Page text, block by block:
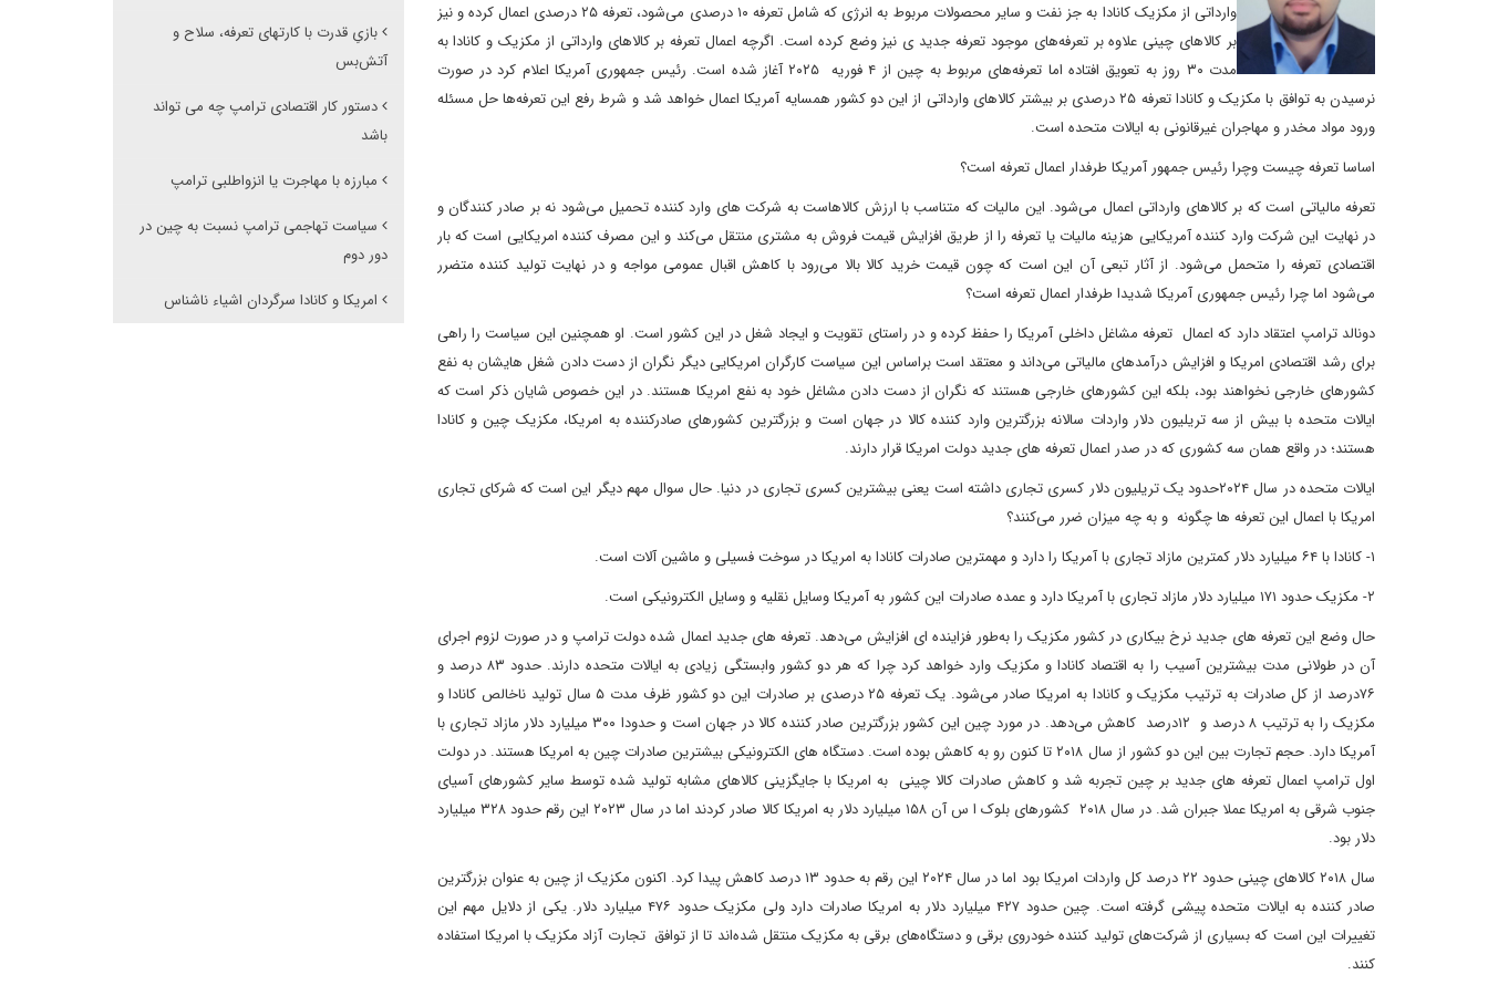
وارداتی از مکزیک کانادا به جز نفت و سایر محصولات مربوط به انرژی که شامل تعرفه ۱۰ درصدی می‌شود، تعرفه ۲۵ درصدی اعمال کرده و نیز
بر کالاهای چینی علاوه بر تعرفه‌های موجود تعرفه جدید ی نیز وضع کرده است. اگرچه اعمال تعرفه بر کالاهای وارداتی از مکزیک و کانادا به
مدت ۳۰ روز به تعویق افتاده اما تعرفه‌های مربوط به چین از ۴ فوریه ۲۰۲۵ آغاز شده است. رئیس جمهوری آمریکا اعلام کرد در صورت
نرسیدن به توافق با مکزیک و کانادا تعرفه ۲۵ درصدی بر بیشتر کالاهای وارداتی از این دو کشور همسایه آمریکا اعمال خواهد شد و شرط رفع این تعرفه‌ها حل مسئله
ورود مواد مخدر و مهاجران غیرقانونی به ایالات متحده است.
اساسا تعرفه چیست وچرا رئیس جمهور آمریکا طرفدار اعمال تعرفه است؟
تعرفه مالیاتی است که بر کالاهای وارداتی اعمال می‌شود. این مالیات که متناسب با ارزش کالاهاست به شرکت های وارد کننده تحمیل می‌شود نه بر صادر کنندگان و
در نهایت این شرکت وارد کننده آمریکایی هزینه مالیات یا تعرفه را از طریق افزایش قیمت فروش به مشتری منتقل می‌کند و این مصرف کننده امریکایی است که بار
اقتصادی تعرفه را متحمل می‌شود. از آثار تبعی آن این است که چون قیمت خرید کالا بالا می‌رود با کاهش اقبال عمومی مواجه و در نهایت تولید کننده متضرر
می‌شود اما چرا رئیس جمهوری آمریکا شدیدا طرفدار اعمال تعرفه است؟
دونالد ترامپ اعتقاد دارد که اعمال تعرفه مشاغل داخلی آمریکا را حفظ کرده و در راستای تقویت و ایجاد شغل در این کشور است. او همچنین این سیاست را راهی
برای رشد اقتصادی امریکا و افزایش درآمدهای مالیاتی می‌داند و معتقد است براساس این سیاست کارگران امریکایی دیگر نگران از دست دادن شغل هایشان به نفع
کشورهای خارجی نخواهند بود، بلکه این کشورهای خارجی هستند که نگران از دست دادن مشاغل خود به نفع امریکا هستند. در این خصوص شایان ذکر است که
ایالات متحده با بیش از سه تریلیون دلار واردات سالانه بزرگترین وارد کننده کالا در جهان است و بزرگترین کشورهای صادرکننده به امریکا، مکزیک چین و کانادا
هستند؛ در واقع همان سه کشوری که در صدر اعمال تعرفه های جدید دولت امریکا قرار دارند.
ایالات متحده در سال ۲۰۲۴حدود یک تریلیون دلار کسری تجاری داشته است یعنی بیشترین کسری تجاری در دنیا. حال سوال مهم دیگر این است که شرکای تجاری
امریکا با اعمال این تعرفه ها چگونه و به چه میزان ضرر می‌کنند؟
۱- کانادا با ۶۴ میلیارد دلار کمترین مازاد تجاری با آمریکا را دارد و مهمترین صادرات کانادا به امریکا در سوخت فسیلی و ماشین آلات است.
۲- مکزیک حدود ۱۷۱ میلیارد دلار مازاد تجاری با آمریکا دارد و عمده صادرات این کشور به آمریکا وسایل نقلیه و وسایل الکترونیکی است.
حال وضع این تعرفه های جدید نرخ بیکاری در کشور مکزیک را به‌طور فزاینده ای افزایش می‌دهد. تعرفه های جدید اعمال شده دولت ترامپ و در صورت لزوم اجرای
آن در طولانی مدت بیشترین آسیب را به اقتصاد کانادا و مکزیک وارد خواهد کرد چرا که هر دو کشور وابستگی زیادی به ایالات متحده دارند. حدود ۸۳ درصد و
۷۶درصد از کل صادرات به ترتیب مکزیک و کانادا به امریکا صادر می‌شود. یک تعرفه ۲۵ درصدی بر صادرات این دو کشور ظرف مدت ۵ سال تولید ناخالص کانادا و
مکزیک را به ترتیب ۸ درصد و ۱۲درصد کاهش می‌دهد. در مورد چین این کشور بزرگترین صادر کننده کالا در جهان است و حدودا ۳۰۰ میلیارد دلار مازاد تجاری با
آمریکا دارد. حجم تجارت بین این دو کشور از سال ۲۰۱۸ تا کنون رو به کاهش بوده است. دستگاه های الکترونیکی بیشترین صادرات چین به امریکا هستند. در دولت
اول ترامپ اعمال تعرفه های جدید بر چین تجربه شد و کاهش صادرات کالا چینی به امریکا با جایگزینی کالاهای مشابه تولید شده توسط سایر کشورهای آسیای
جنوب شرقی به امریکا عملا جبران شد. در سال ۲۰۱۸ کشورهای بلوک ا س آن ۱۵۸ میلیارد دلار به امریکا کالا صادر کردند اما در سال ۲۰۲۳ این رقم حدود ۳۲۸ میلیارد
دلار بود.
سال ۲۰۱۸ کالاهای چینی حدود ۲۲ درصد کل واردات امریکا بود اما در سال ۲۰۲۴ این رقم به حدود ۱۳ درصد کاهش پیدا کرد. اکنون مکزیک از چین به عنوان بزرگترین
صادر کننده به ایالات متحده پیشی گرفته است. چین حدود ۴۲۷ میلیارد دلار به امریکا صادرات دارد ولی مکزیک حدود ۴۷۶ میلیارد دلار. یکی از دلایل مهم این
تغییرات این است که بسیاری از شرکت‌های تولید کننده خودروی برقی و دستگاه‌های برقی به مکزیک منتقل شده‌اند تا از توافق تجارت آزاد مکزیک با امریکا استفاده
کنند.
بازیِ قدرت با کارتهای تعرفه، سلاح و
آتش‌بس
دستور کار اقتصادی ترامپ چه می تواند
باشد
مبارزه با مهاجرت یا انزواطلبی ترامپ
سیاست تهاجمی ترامپ نسبت به چین در
دور دوم
امریکا و کانادا سرگردان اشیاء ناشناس